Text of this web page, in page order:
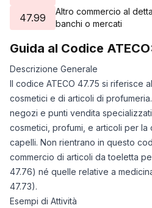
47.99
Altro commercio al
banchi o mercati
Guida al Codice
Descrizione Generale
Il codice ATECO 47.75 si riferisce
cosmetici e di articoli di
negozi e punti vendita
cosmetici, profumi, e articoli per
capelli. Non rientrano in questo
commercio di articoli da toeletta
47.76) né quelle relative a
47.73).
Esempi di Attività